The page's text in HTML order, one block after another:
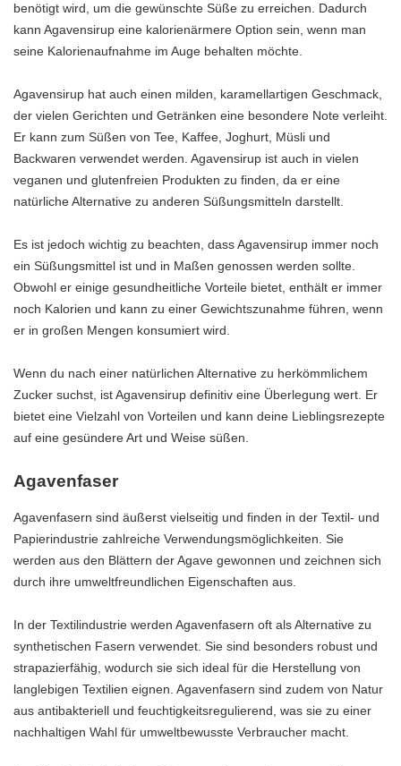
benötigt wird, um die gewünschte Süße zu erreichen. Dadurch
kann Agavensirup eine kalorienärmere Option sein, wenn man
seine Kalorienaufnahme im Auge behalten möchte.
Agavensirup hat auch einen milden, karamellartigen Geschmack,
der vielen Gerichten und Getränken eine besondere Note verleiht.
Er kann zum Süßen von Tee, Kaffee, Joghurt, Müsli und
Backwaren verwendet werden. Agavensirup ist auch in vielen
veganen und glutenfreien Produkten zu finden, da er eine
natürliche Alternative zu anderen Süßungsmitteln darstellt.
Es ist jedoch wichtig zu beachten, dass Agavensirup immer noch
ein Süßungsmittel ist und in Maßen genossen werden sollte.
Obwohl er einige gesundheitliche Vorteile bietet, enthält er immer
noch Kalorien und kann zu einer Gewichtszunahme führen, wenn
er in großen Mengen konsumiert wird.
Wenn du nach einer natürlichen Alternative zu herkömmlichem
Zucker suchst, ist Agavensirup definitiv eine Überlegung wert. Er
bietet eine Vielzahl von Vorteilen und kann deine Lieblingsrezepte
auf eine gesündere Art und Weise süßen.
Agavenfaser
Agavenfasern sind äußerst vielseitig und finden in der Textil- und
Papierindustrie zahlreiche Verwendungsmöglichkeiten. Sie
werden aus den Blättern der Agave gewonnen und zeichnen sich
durch ihre umweltfreundlichen Eigenschaften aus.
In der Textilindustrie werden Agavenfasern oft als Alternative zu
synthetischen Fasern verwendet. Sie sind besonders robust und
strapazierfähig, wodurch sie sich ideal für die Herstellung von
langlebigen Textilien eignen. Agavenfasern sind zudem von Natur
aus antibakteriell und feuchtigkeitsregulierend, was sie zu einer
nachhaltigen Wahl für umweltbewusste Verbraucher macht.